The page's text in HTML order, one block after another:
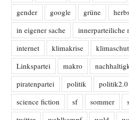
gender
google grüne
in eigener sache
innerparteiliche
internet
klimakrise
Linkspartei
makro
piratenpartei
politik politik2.0
science fiction
sf sommer